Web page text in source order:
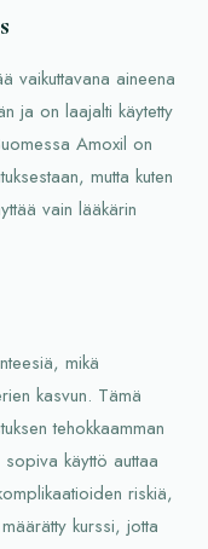
vaikuttavana aineena
ja on laajalti käytetty
Amoxil on
mutta kuten
vain lääkärin
mikä
kasvun. Tämä
tehokkaamman
sopiva käyttö auttaa
riskiä,
kurssi, jotta